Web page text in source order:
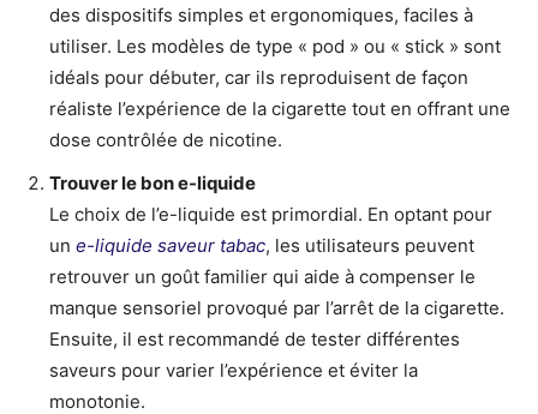
des dispositifs simples et ergonomiques, faciles à
utiliser. Les modèles de type « pod » ou « stick » sont
idéals pour débuter, car ils reproduisent de façon
réaliste l’expérience de la cigarette tout en offrant une
dose contrôlée de nicotine.
Trouver le bon e-liquide
Le choix de l’e-liquide est primordial. En optant pour
un e-liquide saveur tabac, les utilisateurs peuvent
retrouver un goût familier qui aide à compenser le
manque sensoriel provoqué par l’arrêt de la cigarette.
Ensuite, il est recommandé de tester différentes
saveurs pour varier l’expérience et éviter la
monotonie.